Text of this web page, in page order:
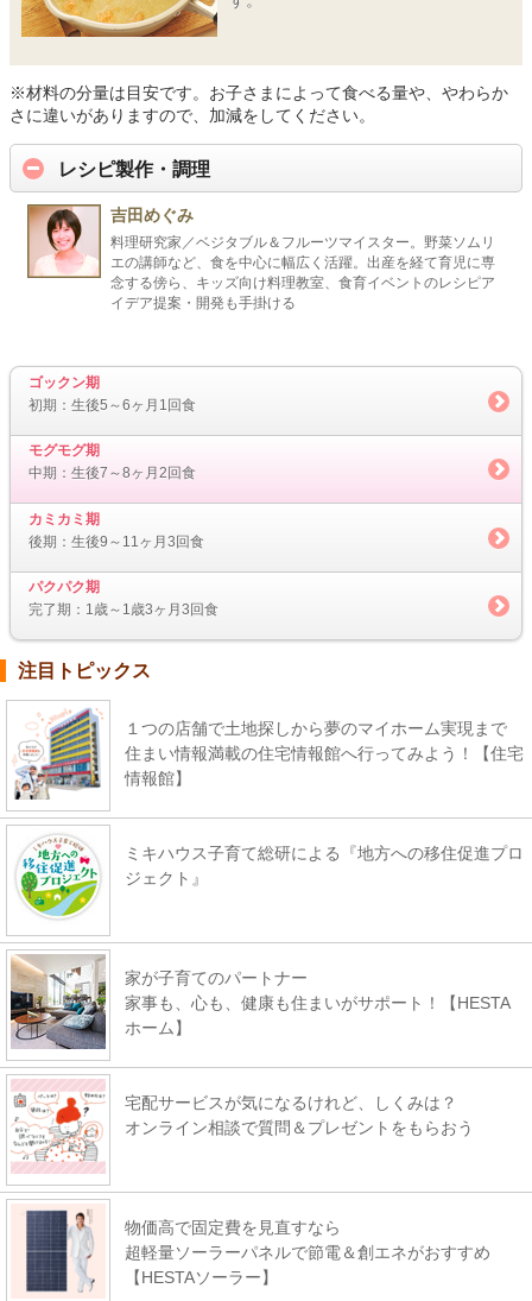
※材料の分量は目安です。お子さまによって食べる量や、やわらか
さに違いがありますので、加減をしてください。
レシピ製作・調理
吉田めぐみ
料理研究家／ベジタブル＆フルーツマイスター。野菜ソムリ
エの講師など、食を中心に幅広く活躍。出産を経て育児に専
念する傍ら、キッズ向け料理教室、食育イベントのレシピア
イデア提案・開発も手掛ける
ゴックン期
初期：生後5～6ヶ月1回食
モグモグ期
中期：生後7～8ヶ月2回食
カミカミ期
後期：生後9～11ヶ月3回食
パクパク期
完了期：1歳～1歳3ヶ月3回食
注目トピックス
１つの店舗で土地探しから夢のマイホーム実現まで
住まい情報満載の住宅情報館へ行ってみよう！【住宅
情報館】
ミキハウス子育て総研による『地方への移住促進プロ
ジェクト』
家が子育てのパートナー
家事も、心も、健康も住まいがサポート！【HESTA
ホーム】
宅配サービスが気になるけれど、しくみは？
オンライン相談で質問＆プレゼントをもらおう
物価高で固定費を見直すなら
超軽量ソーラーパネルで節電＆創エネがおすすめ
【HESTAソーラー】